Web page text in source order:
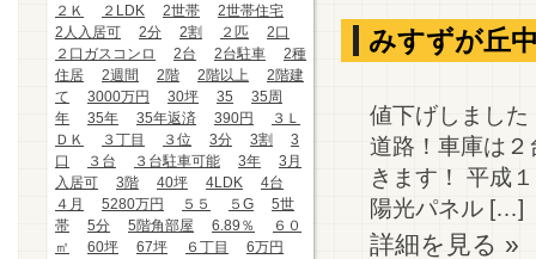
２Ｋ
２LDK 2世帯
2世帯住宅
2人入居可
2分 2割 ２匹
2口
２口ガスコンロ
2台 2台駐車
2種
住居
2週間 2階 2階以上
2階建
て
3000万円 30坪 35
35周
年
35年 35年返済 390円
３Ｌ
ＤＫ
３丁目 ３位 3分 3割
3
口
３台 ３台駐車可能 3年
3月
入居可
3階 40坪 4LDK
4台
４月
5280万円 ５５ ５G
5世
帯
5分 5階角部屋 6.89％
６０
㎡
60坪 67坪 ６丁目
6万円
みすずが丘
値下げしまし
道路！車庫は
きます！ 平成
陽光パネル […]
詳細を見る »